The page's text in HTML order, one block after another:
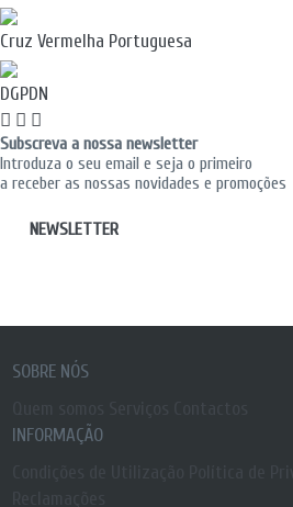
Cruz Vermelha Portuguesa
DGPDN
Subscreva a nossa newsletter
Introduza o seu email e seja o primeiro
a receber as nossas novidades e promoções
NEWSLETTER
SOBRE NÓS
INFORMAÇÃO